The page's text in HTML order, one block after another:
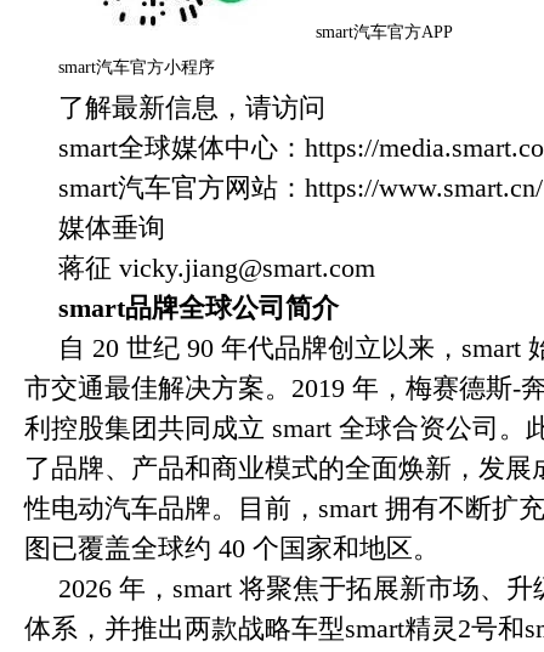
smart汽车官方小程序
smart汽车官方APP
了解最新信息，请访问
smart全球媒体中心：https://
smart汽车官方网站：https://www.smart.cn/
媒体垂询
蒋征 vicky.jiang@smart.com
smart品牌全球公司简介
自 20 世纪 90 年代品牌创立以来，smart
市交通最佳解决方案。2019 年，梅赛德斯-
利控股集团共同成立 smart 全球合资公司。
了品牌、产品和商业模式的全面焕新，发
性电动汽车品牌。目前，smart 拥有不断扩
图已覆盖全球约 40 个国家和地区。
2026 年，smart 将聚焦于拓展新市场、升
体系，并推出两款战略车型smart精灵2号和